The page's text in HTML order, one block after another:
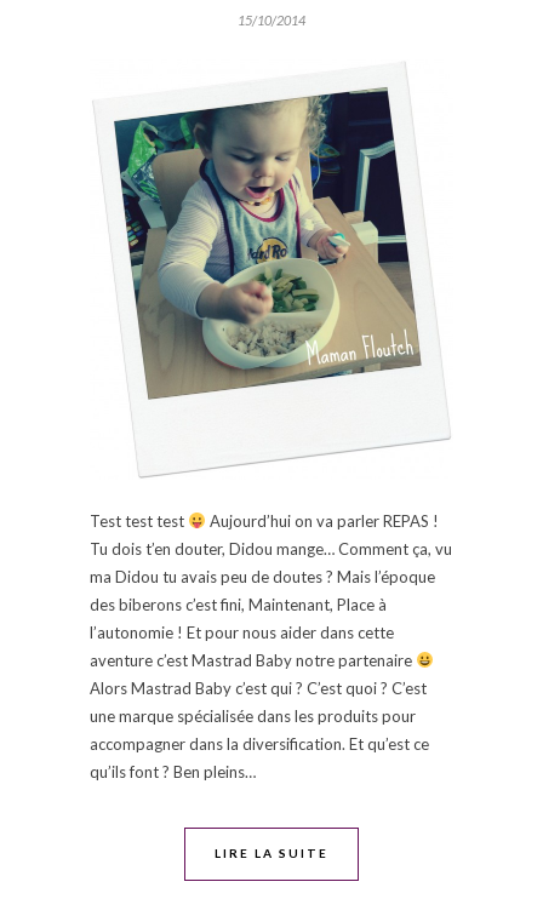
15/10/2014
Test test test
Aujourd’hui on va parler REPAS !
Tu dois t’en douter, Didou mange… Comment ça, vu
ma Didou tu avais peu de doutes ? Mais l’époque
des biberons c’est fini, Maintenant, Place à
l’autonomie ! Et pour nous aider dans cette
aventure c’est Mastrad Baby notre partenaire
Alors Mastrad Baby c’est qui ? C’est quoi ? C’est
une marque spécialisée dans les produits pour
accompagner dans la diversification. Et qu’est ce
qu’ils font ? Ben pleins…
LIRE LA SUITE